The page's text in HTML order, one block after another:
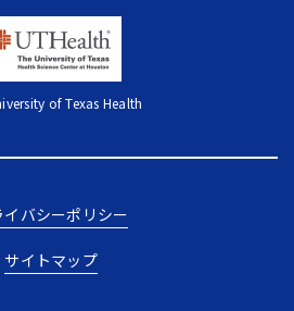
of Texas Health
イバシーポリシー
サイトマップ